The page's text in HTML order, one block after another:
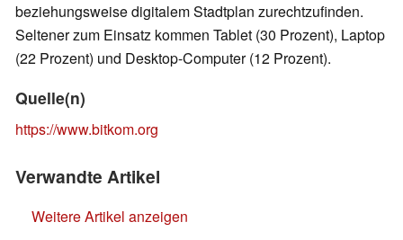
beziehungsweise digitalem Stadtplan zurechtzufinden.
Seltener zum Einsatz kommen Tablet (30 Prozent), Laptop
(22 Prozent) und Desktop-Computer (12 Prozent).
Quelle(n)
https://www.bitkom.org
Verwandte Artikel
Weitere Artikel anzeigen